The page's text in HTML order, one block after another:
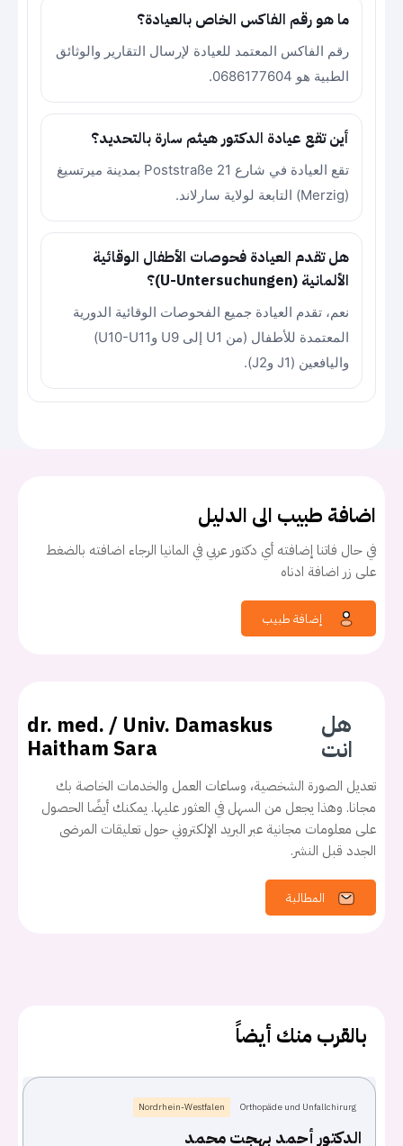
يجب عليك تسجيل الدخول حتى يمكنك طرح سؤال.
ما هو رقم الفاكس الخاص بالعيادة؟
رقم الفاكس المعتمد للعيادة لإرسال التقارير والوثائق
الطبية هو 0686177604.
أين تقع عيادة الدكتور هيثم سارة بالتحديد؟
تقع العيادة في شارع Poststraße 21 بمدينة ميرتسيغ
(Merzig) التابعة لولاية سارلاند.
هل تقدم العيادة فحوصات الأطفال الوقائية
الألمانية (U-Untersuchungen)؟
نعم، تقدم العيادة جميع الفحوصات الوقائية الدورية
المعتمدة للأطفال (من U1 إلى U9 وU10-U11)
واليافعين (J1 وJ2).
اضافة طبيب الى الدليل
في حال فاتنا إضافته أي دكتور عربي في المانيا الرجاء اضافته بالضغط
على زر اضافة ادناه
هل
انت
dr. med. / Univ. Damaskus
Haitham Sara
تعديل الصورة الشخصية، وساعات العمل والخدمات الخاصة بك
مجانا. وهذا يجعل من السهل في العثور عليها. يمكنك أيضًا الحصول
على معلومات مجانية عبر البريد الإلكتروني حول تعليقات المرضى
الجدد قبل النشر.
المطالبة
بالقرب منك أيضاً
Orthopäde und Unfallchirurg
Nordrhein-Westfalen
الدكتور أحمد بهجت محمد